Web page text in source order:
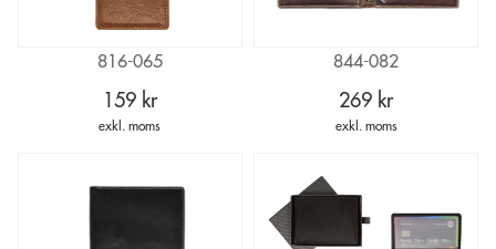
816-065
159 kr
exkl. moms
844-082
269 kr
exkl. moms